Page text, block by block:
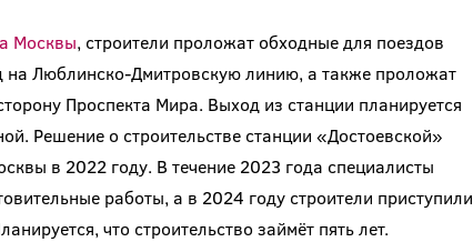
Москвы, строители проложат обходные для поездов
на Люблинско-Дмитровскую линию, а также проложат
Проспекта Мира. Выход из станции планируется
Решение о строительстве станции «Достоевской»
в 2022 году. В течение 2023 года специалисты
работы, а в 2024 году строители приступили
что строительство займёт пять лет.